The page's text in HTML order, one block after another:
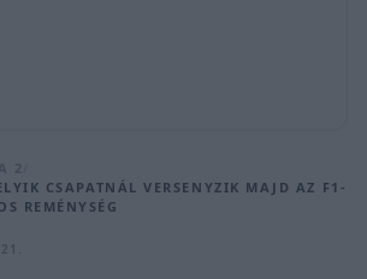
2
CSAPATNÁL VERSENYZIK MAJD AZ F1-
REMÉNYSÉG